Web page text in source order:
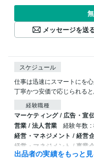
メッセージを送
スケジュール
仕事は迅速にスマートにを心
丁寧かつ安価で応じられると
経験職種
マーケティング / 広告・宣
営業 / 法人営業 経験年数 :
経営・マネジメント / 経営
経営・マネジメント / 事業
事務・ビジネスサポート /
出品者の実績をもっと